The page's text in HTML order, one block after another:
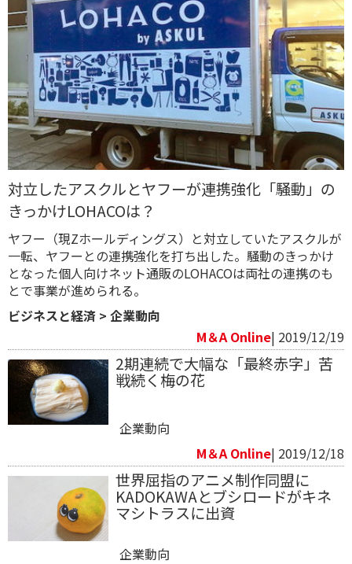
対立したアスクルとヤフーが連携強化「騒動」の
きっかけLOHACOは？
ヤフー（現Zホールディングス）と対立していたアスクルが
一転、ヤフーとの連携強化を打ち出した。騒動のきっかけ
となった個人向けネット通販のLOHACOは両社の連携のも
とで事業が進められる。
ビジネスと経済 > 企業動向
M＆A Online| 2019/12/19
2期連続で大幅な「最終赤字」苦
戦続く梅の花
企業動向
M＆A Online| 2019/12/18
世界屈指のアニメ制作同盟に
KADOKAWAとブシロードがキネ
マシトラスに出資
企業動向